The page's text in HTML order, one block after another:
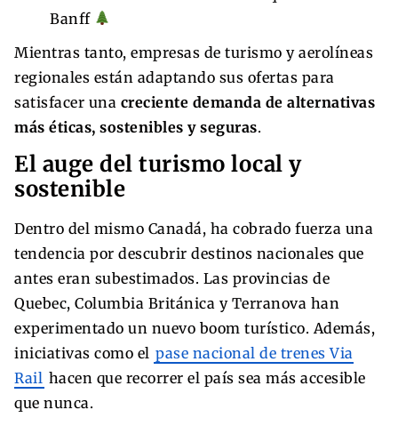
Banff
Mientras tanto, empresas de turismo y aerolíneas
regionales están adaptando sus ofertas para
satisfacer una creciente demanda de alternativas
más éticas, sostenibles y seguras.
El auge del turismo local y
sostenible
Dentro del mismo Canadá, ha cobrado fuerza una
tendencia por descubrir destinos nacionales que
antes eran subestimados. Las provincias de
Quebec, Columbia Británica y Terranova han
experimentado un nuevo boom turístico. Además,
iniciativas como el pase nacional de trenes Via
Rail hacen que recorrer el país sea más accesible
que nunca.